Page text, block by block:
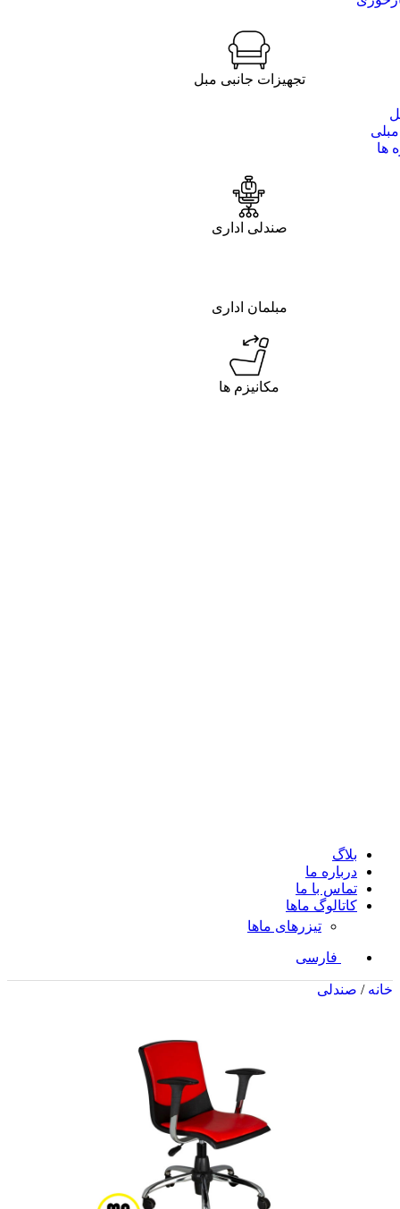
تجهیزات جانبی مبل
ها
صندلی اداری
مبلمان اداری
مکانیزم ها
بلاگ
درباره ما
تماس با ما
کاتالوگ ماها
تیزرهای ماها
فارسی
خانه/ صندلی